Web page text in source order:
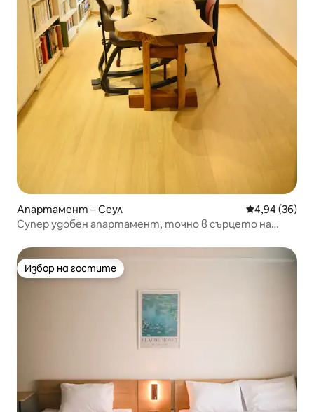
Апартамент – Сеул Средна
4,94 (36)
Супер удобен апартамент, точно в сърцето на
Избор на гостите
Избор на гостите